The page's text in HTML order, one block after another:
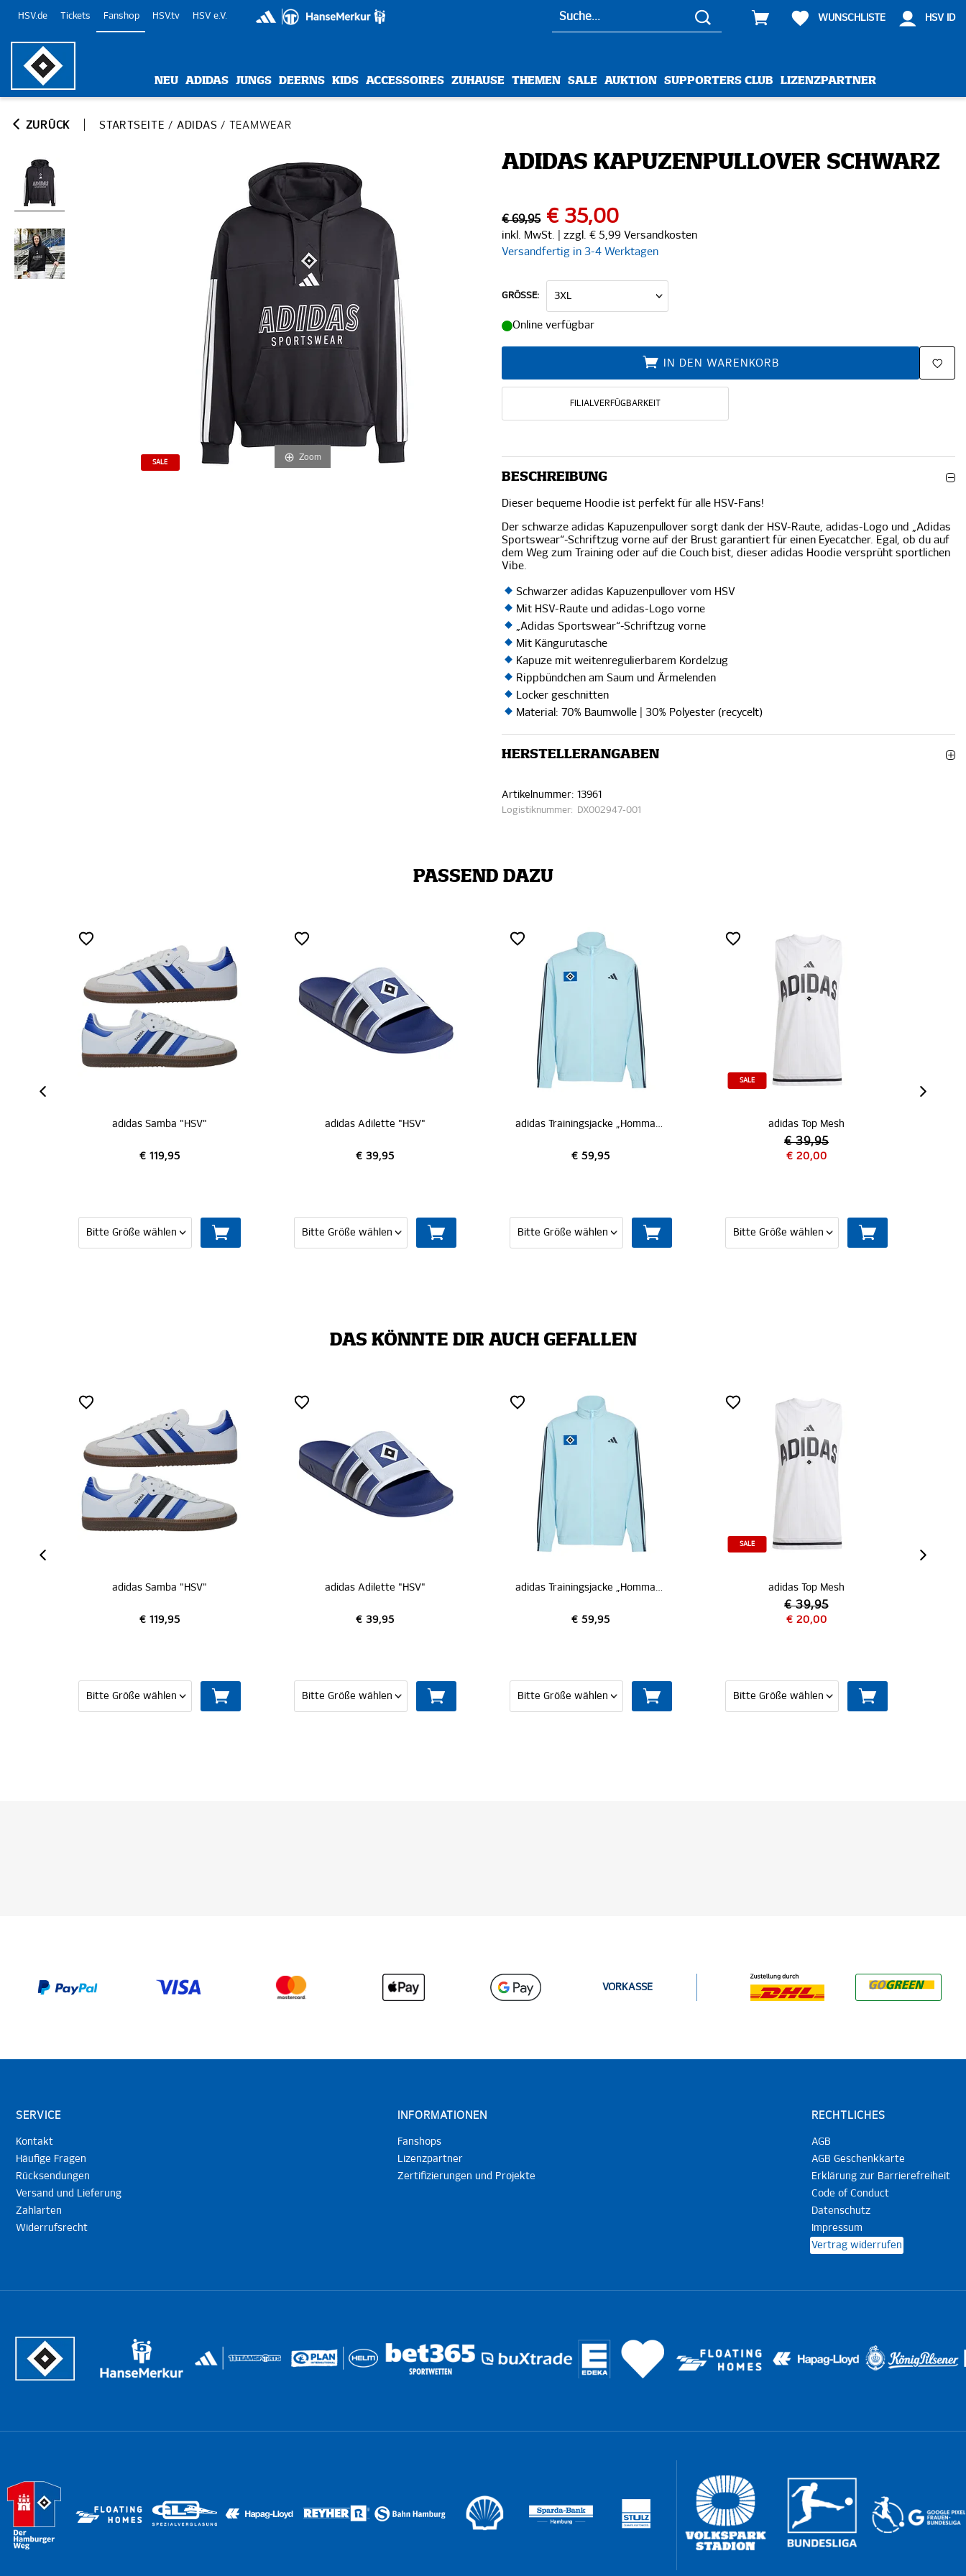
HSV.de Tickets Fanshop HSV.tv HSV e.V. WUNSCHLISTE HSV ID
NEU ADIDAS JUNGS DEERNS KIDS ACCESSOIRES ZUHAUSE THEMEN SALE AUKTION SUPPORTERS CLUB LIZENZPARTNER
ZURÜCK STARTSEITE / ADIDAS / TEAMWEAR
Zoom
SALE
ADIDAS KAPUZENPULLOVER SCHWARZ
€ 69,95 € 35,00
inkl. MwSt. | zzgl. € 5,99 Versandkosten
Versandfertig in 3-4 Werktagen
GRÖSSE:
Online verfügbar
IN DEN WARENKORB
FILIALVERFÜGBARKEIT
BESCHREIBUNG
Dieser bequeme Hoodie ist perfekt für alle HSV-Fans!
Der schwarze adidas Kapuzenpullover sorgt dank der HSV-Raute, adidas-Logo und „Adidas
Sportswear“-Schriftzug vorne auf der Brust garantiert für einen Eyecatcher. Egal, ob du auf
dem Weg zum Training oder auf die Couch bist, dieser adidas Hoodie versprüht sportlichen
Vibe.
Schwarzer adidas Kapuzenpullover vom HSV
Mit HSV-Raute und adidas-Logo vorne
„Adidas Sportswear“-Schriftzug vorne
Mit Kängurutasche
Kapuze mit weitenregulierbarem Kordelzug
Rippbündchen am Saum und Ärmelenden
Locker geschnitten
Material: 70% Baumwolle | 30% Polyester (recycelt)
HERSTELLERANGABEN
Artikelnummer: 13961
Logistiknummer: DX002947-001
PASSEND DAZU
adidas Trainingsjacke „Hommage Pokalsieg 1976“
SALE
adidas Top Mesh
DAS KÖNNTE DIR AUCH GEFALLEN
adidas Adilette "HSV"
SALE
adidas Top Mesh
VORKASSE
SERVICE
Kontakt
Häufige Fragen
Rücksendungen
Versand und Lieferung
Zahlarten
Widerrufsrecht
INFORMATIONEN
Fanshops
Lizenzpartner
Zertifizierungen und Projekte
RECHTLICHES
AGB
AGB Geschenkkarte
Erklärung zur Barrierefreiheit
Code of Conduct
Datenschutz
Impressum
Vertrag widerrufen